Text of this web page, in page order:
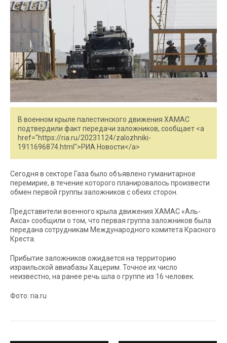
В военном крыле палестинского движения ХАМАС
подтвердили факт передачи заложников, сообщает <a
href="https://ria.ru/20231124/zalozhniki-
1911696874.html">РИА Новости</a>
Сегодня в секторе Газа было объявлено гуманитарное
перемирие, в течение которого планировалось произвести
обмен первой группы заложников с обеих сторон.
Представители военного крыла движения ХАМАС «Аль-
Акса» сообщили о том, что первая группа заложников была
передана сотрудникам Международного комитета Красного
Креста.
Прибытие заложников ожидается на территорию
израильской авиабазы Хацерим. Точное их число
неизвестно, на ранее речь шла о группе из 16 человек.
Фото: ria.ru